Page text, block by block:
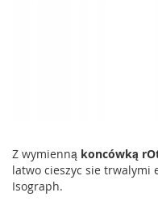
Z wymienną koncówką
latwo cieszyc sie trwalymi
Isograph.